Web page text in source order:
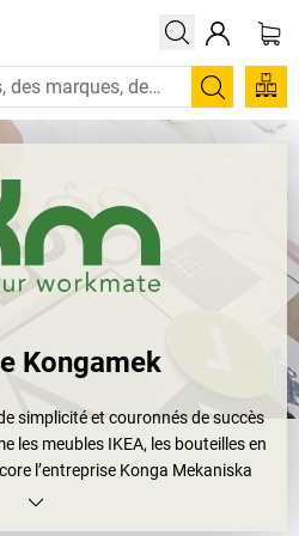
Kongamek
simplicité et couronnés de succès
les meubles IKEA, les bouteilles en
l’entreprise Konga Mekaniska
fabricant de produits destinés au